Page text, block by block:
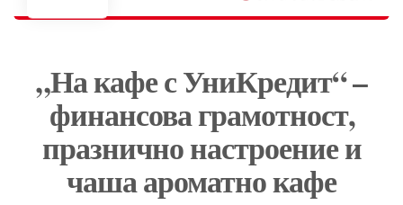
„На кафе с УниКредит“ –
финансова грамотност,
празнично настроение и
чаша ароматно кафе